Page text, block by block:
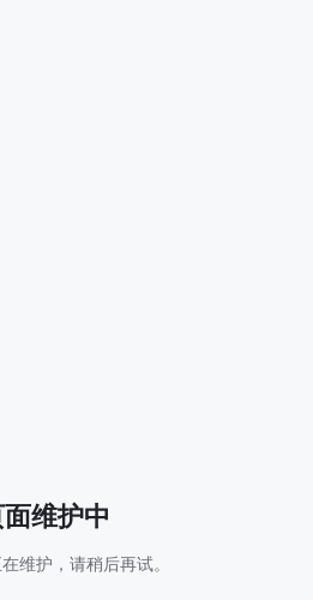
维护中
维护，请稍后再试。